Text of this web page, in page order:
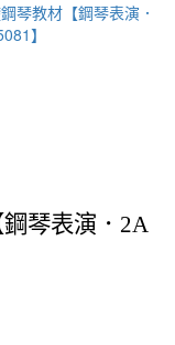
琴表演．2A